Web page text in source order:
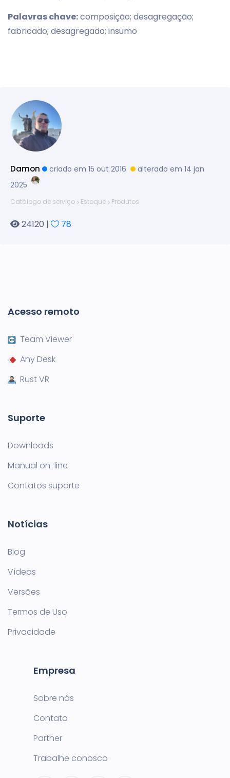
Palavras chave:composição; desagregação;
fabricado; desagregado; insumo
Damon criado em 15 out 2016
alterado em 14 jan
2025
Catálogo de serviço Estoque Produtos
24120 | 78
Acesso remoto
Team Viewer
Any Desk
Rust VR
Suporte
Downloads
Manual on-line
Contatos suporte
Notícias
Blog
Vídeos
Versões
Termos de Uso
Privacidade
Empresa
Sobre nós
Contato
Partner
Trabalhe conosco